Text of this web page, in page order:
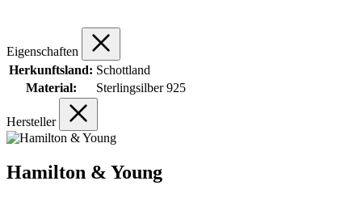
Eigenschaften
Herkunftsland: Schottland
Material:
Sterlingsilber 925
Hersteller
Hamilton & Young